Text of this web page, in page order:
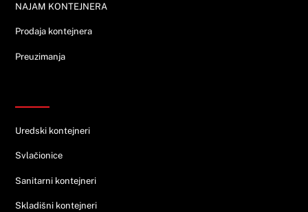
NAJAM KONTEJNERA
Prodaja kontejnera
Preuzimanja
Uredski kontejneri
Svlačionice
Sanitarni kontejneri
Skladišni kontejneri